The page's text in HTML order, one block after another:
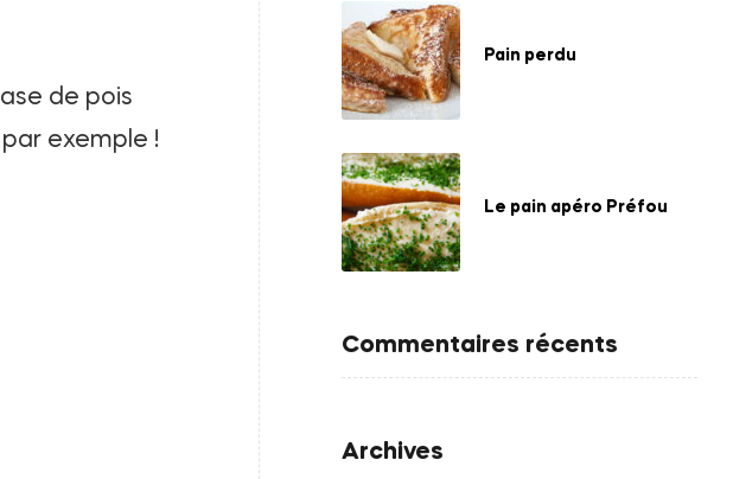
de pois
exemple !
Pain perdu
Le pain apéro Préfou
Commentaires récents
Archives